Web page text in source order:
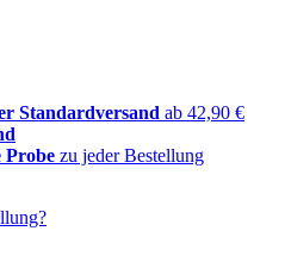
Standardversand ab 42,90 €
Probe zu jeder Bestellung